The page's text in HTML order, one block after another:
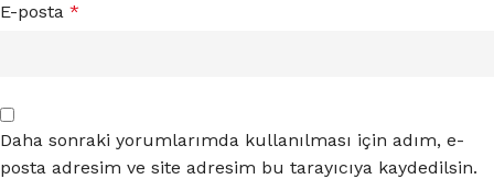
E-posta *
Daha sonraki yorumlarımda kullanılması için adım, e-
posta adresim ve site adresim bu tarayıcıya kaydedilsin.